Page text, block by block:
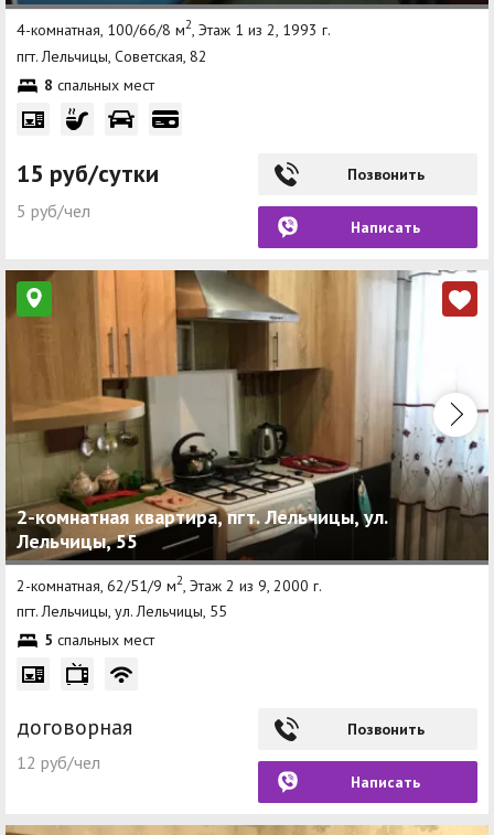
4-комнатная, 100/66/8 м2, Этаж 1 из 2, 1993 г.
пгт. Лельчицы, Советская, 82
8 спальных мест
15 руб/сутки
5 руб/чел
Позвонить
Написать
2-комнатная квартира, пгт. Лельчицы, ул.
Лельчицы, 55
2-комнатная, 62/51/9 м2 , Этаж 2 из 9, 2000 г.
пгт. Лельчицы, ул. Лельчицы, 55
5 спальных мест
договорная
12 руб/чел
Позвонить
Написать